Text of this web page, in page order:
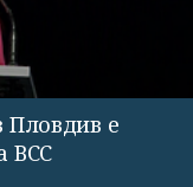
Пловдив е
ВСС